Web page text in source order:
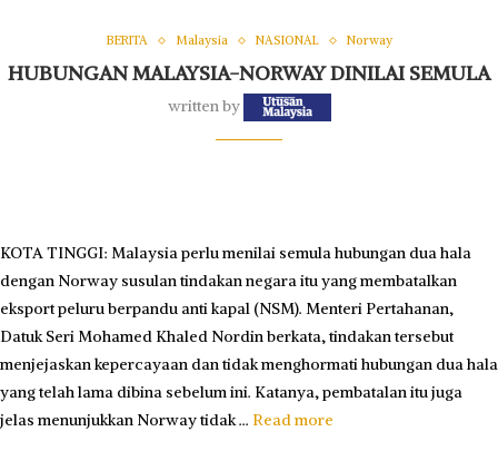
BERITA Malaysia NASIONAL Norway
HUBUNGAN MALAYSIA-NORWAY DINILAI SEMULA
written by
KOTA TINGGI: Malaysia perlu menilai semula hubungan dua hala
dengan Norway susulan tindakan negara itu yang membatalkan
eksport peluru berpandu anti kapal (NSM). Menteri Pertahanan,
Datuk Seri Mohamed Khaled Nordin berkata, tindakan tersebut
menjejaskan kepercayaan dan tidak menghormati hubungan dua hala
yang telah lama dibina sebelum ini. Katanya, pembatalan itu juga
jelas menunjukkan Norway tidak … Read more